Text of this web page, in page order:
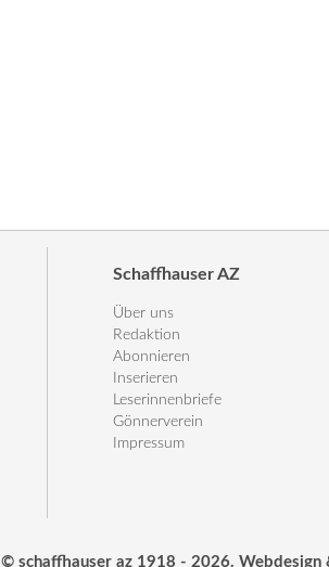
Schaffhauser AZ
Über uns
Redaktion
Abonnieren
Inserieren
Leserinnenbriefe
Gönnerverein
Impressum
© schaffhauser az 1918 - 2026. Webdesign